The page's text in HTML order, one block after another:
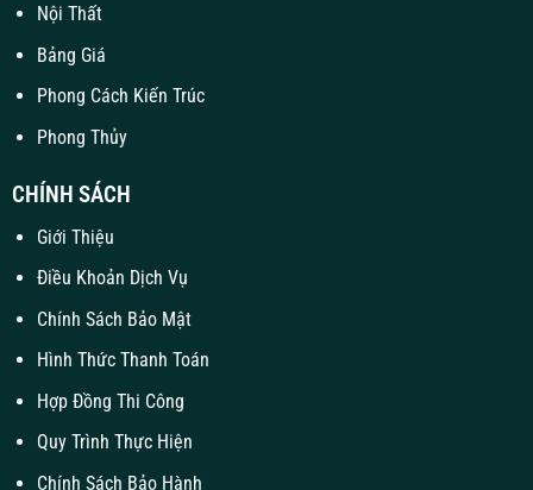
Nội Thất
Bảng Giá
Phong Cách Kiến Trúc
Phong Thủy
CHÍNH SÁCH
Giới Thiệu
Điều Khoản Dịch Vụ
Chính Sách Bảo Mật
Hình Thức Thanh Toán
Hợp Đồng Thi Công
Quy Trình Thực Hiện
Chính Sách Bảo Hành